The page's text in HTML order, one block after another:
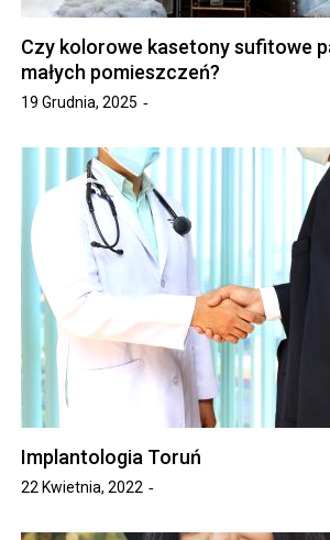
Czy kolorowe kasetony sufitowe
małych pomieszczeń?
19 Grudnia, 2025
Implantologia Toruń
22 Kwietnia, 2022